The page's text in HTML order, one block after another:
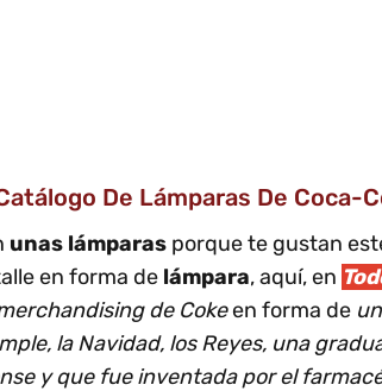
De Lámparas De Coca-
unas lámparas porque te gustan
en forma de lámpara, aquí, en
de Cokeen forma de
la Navidad, los Reyes, una
y que fue inventada por el